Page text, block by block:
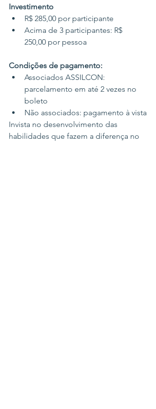
Investimento
R$ 285,00 por participante
Acima de 3 participantes: R$
250,00 por pessoa
Condições de pagamento:
Associados ASSILCON:
parcelamento em até 2 vezes no
boleto
Não associados: pagamento à vista
Invista no desenvolvimento das
habilidades que fazem a diferença no